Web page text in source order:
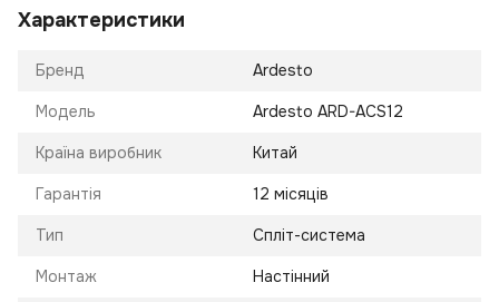
Характеристики
Бренд Ardesto
Модель Ardesto ARD-ACS12
Країна виробник Китай
Гарантія 12 місяців
Тип Спліт-система
Монтаж Настінний